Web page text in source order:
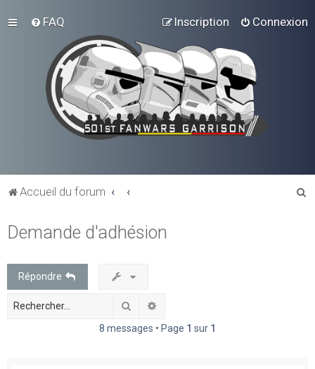
FAQ Connexion
Inscription
Accueil du forum
Demande d'adhésion
Répondre
Rechercher
8 messages • Page 1 sur 1